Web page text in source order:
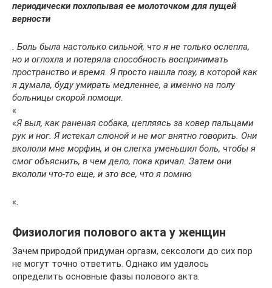
периодически похлопывая ее молоточком для пущей
верности
. Боль была настолько сильной, что я не только ослепла,
но и оглохла и потеряла способность воспринимать
пространство и время. Я просто нашла позу, в которой как
я думала, буду умирать медленнее, а именно на полу
больницы скорой помощи.
«
«Я выл, как раненая собака, цепляясь за ковер пальцами
рук и ног. Я истекал слюной и не мог внятно говорить. Они
вкололи мне морфин, и он слегка уменьшил боль, чтобы я
смог объяснить, в чем дело, пока кричал. Затем они
вкололи что-то еще, и это все, что я помню
«.
Физиология полового акта у женщин
Зачем природой придуман оргазм, сексологи до сих пор
не могут точно ответить. Однако им удалось
определить основные фазы полового акта.